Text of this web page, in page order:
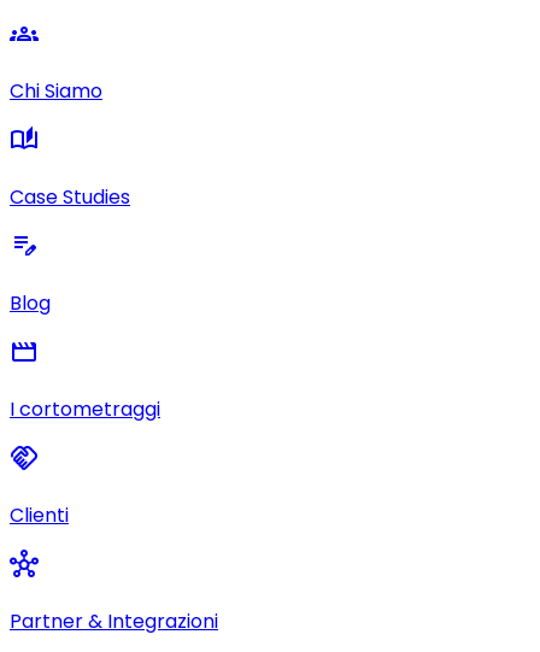
groups
Chi Siamo
auto_stories
Case Studies
edit_note
Blog
movie
I cortometraggi
handshake
Clienti
hub
Partner & Integrazioni